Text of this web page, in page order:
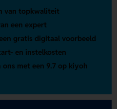
van topkwaliteit
een expert
gratis digitaal voorbeeld
en instelkosten
met een 9.7 op kiyoh